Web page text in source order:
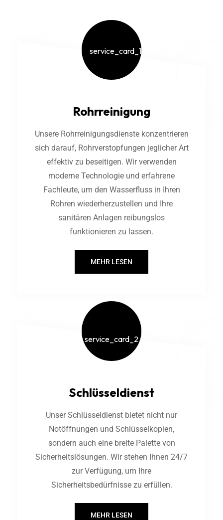
Rohrreinigung
Unsere Rohrreinigungsdienste konzentrieren
sich darauf, Rohrverstopfungen jeglicher Art
effektiv zu beseitigen. Wir verwenden
moderne Technologie und erfahrene
Fachleute, um den Wasserfluss in Ihren
Rohren wiederherzustellen und Ihre
sanitären Anlagen reibungslos
funktionieren zu lassen.
MEHR LESEN
Schlüsseldienst
Unser Schlüsseldienst bietet nicht nur
Notöffnungen und Schlüsselkopien,
sondern auch eine breite Palette von
Sicherheitslösungen. Wir stehen Ihnen 24/7
zur Verfügung, um Ihre
Sicherheitsbedürfnisse zu erfüllen.
MEHR LESEN